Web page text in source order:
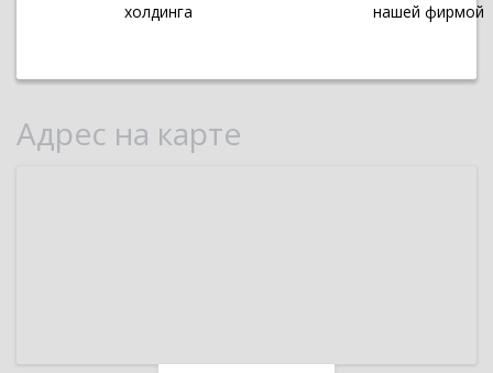
холдинга
нашей фирмой
Адрес на карте